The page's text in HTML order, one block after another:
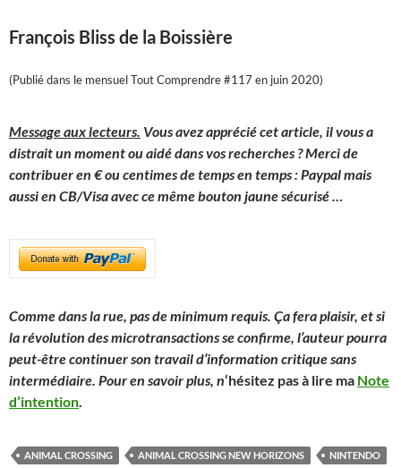
François Bliss de la Boissière
(Publié dans le mensuel Tout Comprendre #117 en juin 2020)
Message aux lecteurs. Vous avez apprécié cet article, il vous a
distrait un moment ou aidé dans vos recherches ? Merci de
contribuer en € ou centimes de temps en temps : Paypal mais
aussi en CB/Visa avec ce même bouton jaune sécurisé…
Comme dans la rue, pas de minimum requis. Ça fera plaisir, et si
la révolution des microtransactions se confirme, l’auteur pourra
peut-être continuer son travail d’information critique sans
intermédiaire. Pour en savoir plus, n‘hésitez pas à lire ma Note
d’intention.
ANIMAL CROSSING ANIMAL CROSSING NEW HORIZONS
NINTENDO